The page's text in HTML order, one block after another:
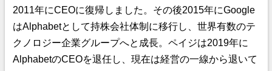
2011年にCEOに復帰しました。その後2015年にGoogle
はAlphabetとして持株会社体制に移行し、世界有数のテ
クノロジー企業グループへと成長。ペイジは2019年に
AlphabetのCEOを退任し、現在は経営の一線から退いて